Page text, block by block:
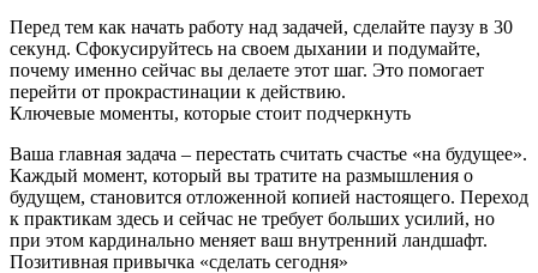
Перед тем как начать работу над задачей, сделайте паузу в 30
секунд. Сфокусируйтесь на своем дыхании и подумайте,
почему именно сейчас вы делаете этот шаг. Это помогает
перейти от прокрастинации к действию.
Ключевые моменты, которые стоит подчеркнуть
Ваша главная задача – перестать считать счастье «на будущее».
Каждый момент, который вы тратите на размышления о
будущем, становится отложенной копией настоящего. Переход
к практикам здесь и сейчас не требует больших усилий, но
при этом кардинально меняет ваш внутренний ландшафт.
Позитивная привычка «сделать сегодня»